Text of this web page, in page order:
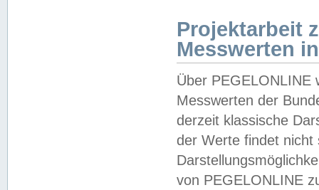
Projektarbeit
Messwerten
Über PEGELONLINE
Messwerten der
derzeit klassische
der Werte findet
von PEGELONLINE